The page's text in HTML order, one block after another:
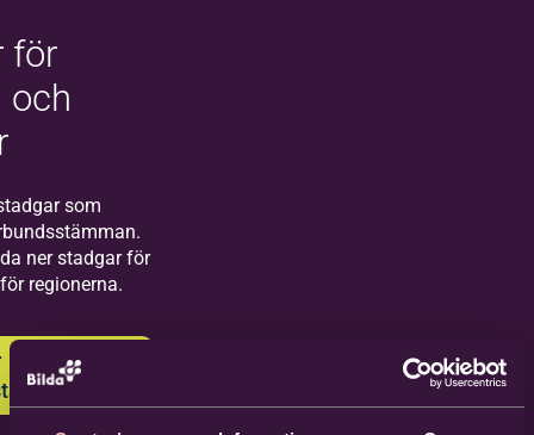
för
och
som
ner stadgar för
regionerna.